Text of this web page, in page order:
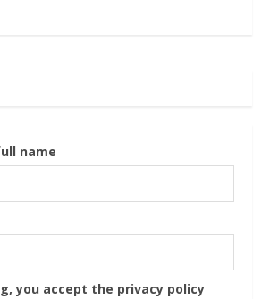
name
you accept the privacy policy